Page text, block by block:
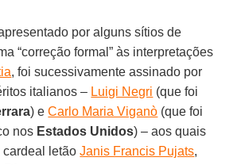
por alguns sítios de
“correção formal” às interpretações
, foi sucessivamente assinado por
italianos – Luigi Negri (que foi
) eCarlo Maria Viganò (que foi
nos Estados Unidos) – aos quais
cardeal letãoJanis Francis Pujats,